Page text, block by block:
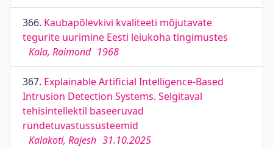
366. Kaubapõlevkivi kvaliteeti mõjutavate
tegurite uurimine Eesti leiukoha tingimustes
Kala, Raimond 1968
367. Explainable Artiﬁcial Intelligence-Based
Intrusion Detection Systems. Selgitaval
tehisintellektil baseeruvad
ründetuvastussüsteemid
Kalakoti, Rajesh 31.10.2025